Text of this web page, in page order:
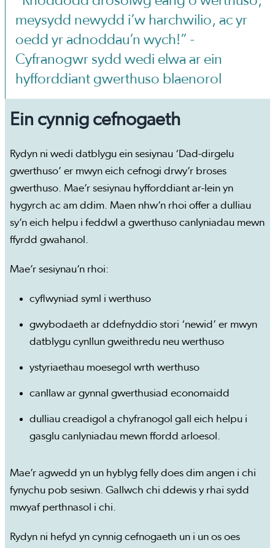
meysydd newydd i’w harchwilio, ac yr
oedd yr adnoddau’n wych!” -
Cyfranogwr sydd wedi elwa ar ein
hyfforddiant gwerthuso blaenorol
Ein cynnig cefnogaeth
Rydyn ni wedi datblygu ein sesiynau ‘Dad-dirgelu
gwerthuso’ er mwyn eich cefnogi drwy’r broses
gwerthuso. Mae’r sesiynau hyfforddiant ar-lein yn
hygyrch ac am ddim. Maen nhw’n rhoi offer a dulliau
sy’n eich helpu i feddwl a gwerthuso canlyniadau mewn
ffyrdd gwahanol.
Mae’r sesiynau’n rhoi:
cyflwyniad syml i werthuso
gwybodaeth ar ddefnyddio stori ‘newid’ er mwyn
datblygu cynllun gweithredu neu werthuso
ystyriaethau moesegol wrth werthuso
canllaw ar gynnal gwerthusiad economaidd
dulliau creadigol a chyfranogol gall eich helpu i
gasglu canlyniadau mewn ffordd arloesol.
Mae’r agwedd yn un hyblyg felly does dim angen i chi
fynychu pob sesiwn. Gallwch chi ddewis y rhai sydd
mwyaf perthnasol i chi.
Rydyn ni hefyd yn cynnig cefnogaeth un i un os oes